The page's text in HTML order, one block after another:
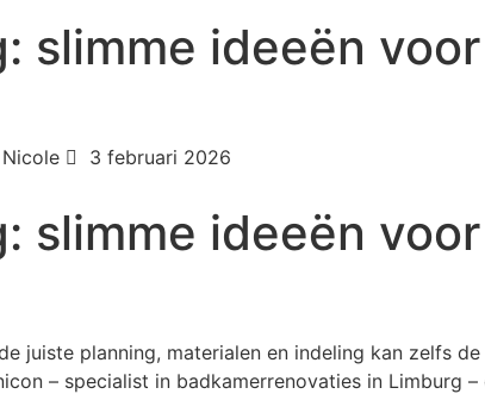
slimme ideeën
Nicole 3 februari 2026
slimme ideeën
juiste planning, materialen en indeling kan zelfs
– specialist in badkamerrenovaties in Limburg